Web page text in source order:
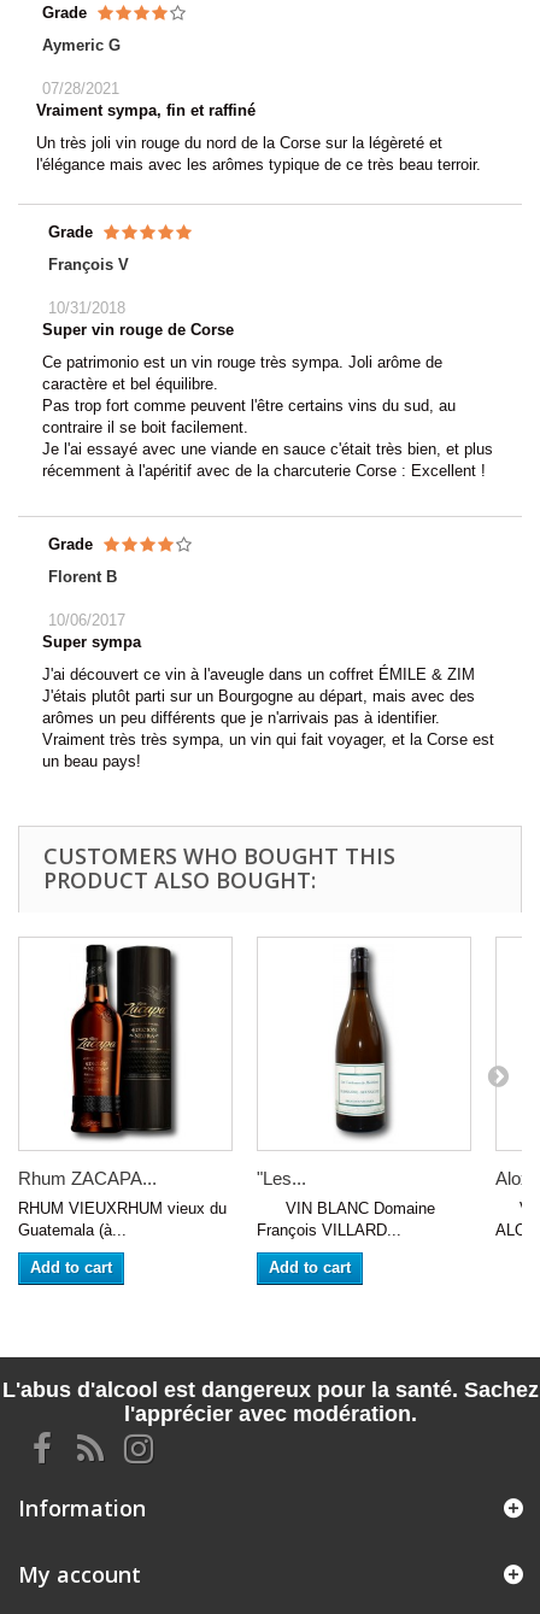
Grade
Aymeric G
07/28/2021
Vraiment sympa, fin et raffiné
Un très joli vin rouge du nord de la Corse sur la légèreté et
l'élégance mais avec les arômes typique de ce très beau terroir.
Grade
François V
10/31/2018
Super vin rouge de Corse
Ce patrimonio est un vin rouge très sympa. Joli arôme de
caractère et bel équilibre.
Pas trop fort comme peuvent l'être certains vins du sud, au
contraire il se boit facilement.
Je l'ai essayé avec une viande en sauce c'était très bien, et plus
récemment à l'apéritif avec de la charcuterie Corse : Excellent !
Grade
Florent B
10/06/2017
Super sympa
J'ai découvert ce vin à l'aveugle dans un coffret ÉMILE & ZIM
J'étais plutôt parti sur un Bourgogne au départ, mais avec des
arômes un peu différents que je n'arrivais pas à identifier.
Vraiment très très sympa, un vin qui fait voyager, et la Corse est
un beau pays!
CUSTOMERS WHO BOUGHT THIS
PRODUCT ALSO BOUGHT:
Rhum ZACAPA...
RHUM VIEUXRHUM vieux du
Guatemala (à...
Add to cart
"Les...
VIN BLANC Domaine
François VILLARD...
Add to cart
VIN
L'abus d'alcool est dangereux pour la santé. Sachez
l'apprécier avec modération.
Information
My account